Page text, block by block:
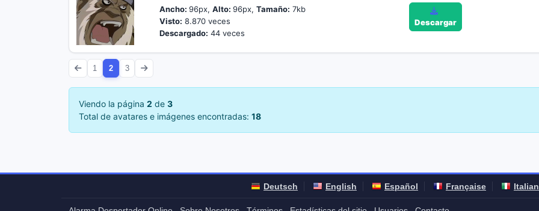
Ancho:96px,Alto:96px,Tamaño: 7kb
Visto: 8.870 veces
Descargado: 44 veces
Descargar
1 2 3
Viendo la página 2 de 3
Total de avatares e imágenes encontradas: 18
Deutsch English Español Française